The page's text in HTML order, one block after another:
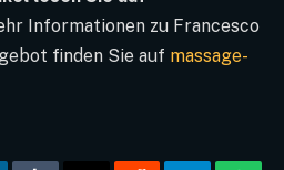
Informationen zu Francesco
finden Sie auf massage-